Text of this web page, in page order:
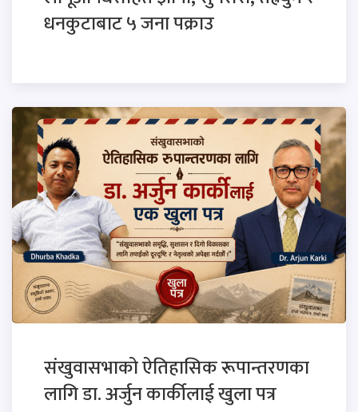
धनकुटाबाट ५ जना पक्राउ
संखुवासभाको ऐतिहासिक रूपान्तरणका
लागि डा. अर्जुन कार्कीलाई खुला पत्र